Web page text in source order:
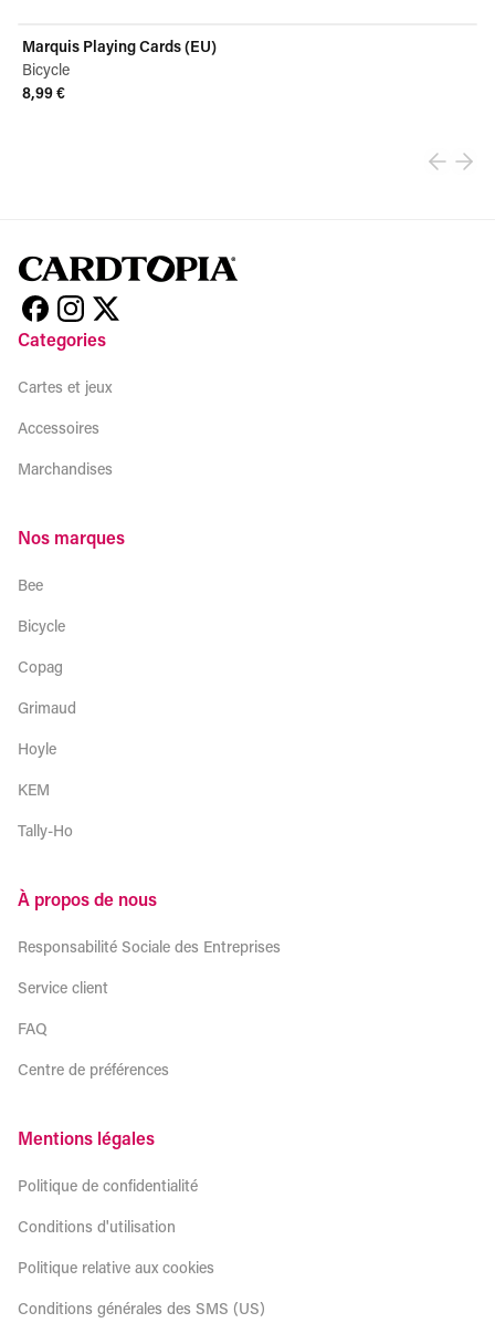
Marquis Playing Cards (EU)
Bicycle
8,99 €
Categories
Cartes et jeux
Accessoires
Marchandises
Nos marques
Bee
Bicycle
Copag
Grimaud
Hoyle
KEM
Tally-Ho
À propos de nous
Responsabilité Sociale des Entreprises
Service client
FAQ
Centre de préférences
Mentions légales
Politique de confidentialité
Conditions d'utilisation
Politique relative aux cookies
Conditions générales des SMS (US)